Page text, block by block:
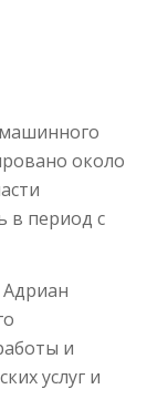
около
в период с
и
услуг и